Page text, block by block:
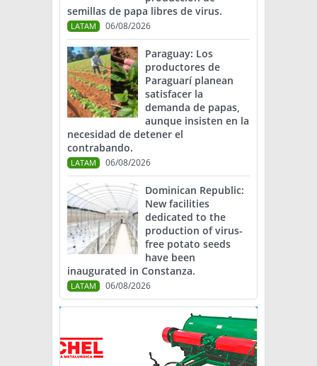
semillas de papa libres de virus.
LATAM 06/08/2026
Paraguay: Los
productores de
Paraguarí planean
satisfacer la
demanda de papas,
aunque insisten en la
necesidad de detener el
contrabando.
LATAM 06/08/2026
Dominican Republic:
New facilities
dedicated to the
production of virus-
free potato seeds
have been
inaugurated in Constanza.
LATAM 06/08/2026